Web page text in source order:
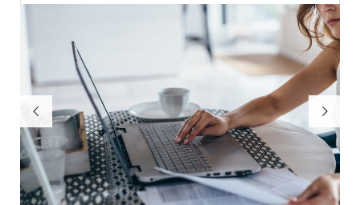
 